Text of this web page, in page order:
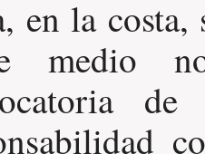
en la
medio